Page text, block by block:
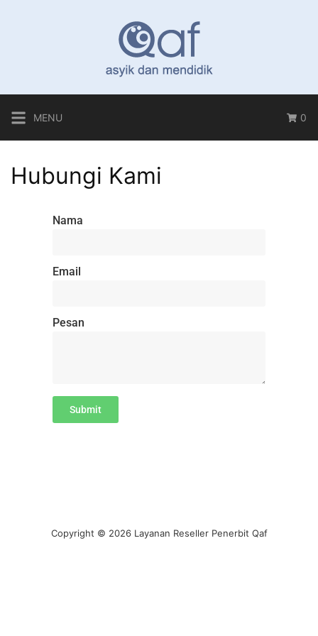
MENU 0
Hubungi Kami
Nama
Email
Pesan
Submit
Copyright © 2026 Layanan Reseller Penerbit Qaf